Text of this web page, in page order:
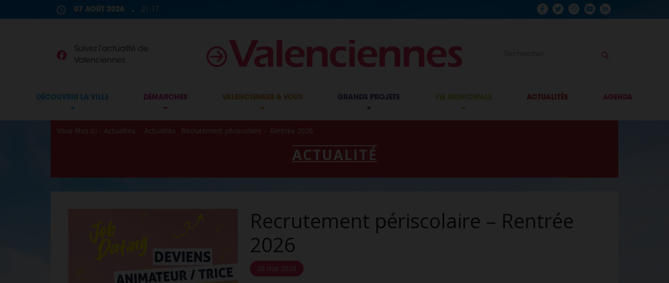
07 AOÛT 2026 21:17
Suivez l’actualité de
Valenciennes
DÉCOUVRIR LA VILLE DÉMARCHES VALENCIENNES & VOUS GRANDS PROJETS VIE MUNICIPALE ACTUALITÉS AGENDA
Vous êtes ici : Actualités Actualités Recrutement périscolaire – Rentrée 2026
ACTUALITÉ
Recrutement périscolaire – Rentrée
2026
26 mai 2026